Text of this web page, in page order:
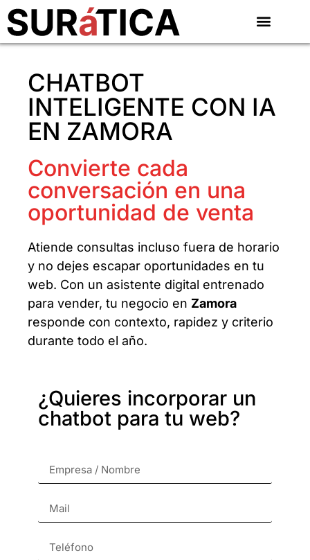
CHATBOT
INTELIGENTE CON IA
EN ZAMORA
Convierte cada
conversación en una
oportunidad de venta
Atiende consultas incluso fuera de horario
y no dejes escapar oportunidades en tu
web. Con un asistente digital entrenado
para vender, tu negocio en Zamora
responde con contexto, rapidez y criterio
durante todo el año.
¿Quieres incorporar un
chatbot para tu web?